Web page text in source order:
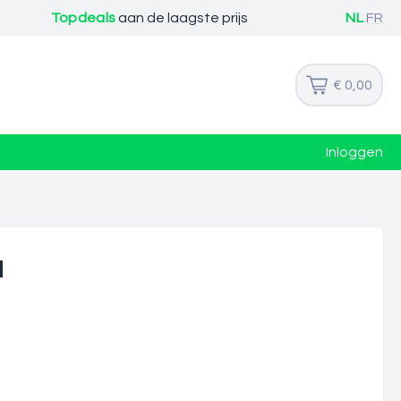
Topdealsaan de laagste prijs NL FR
€ 0,00
Inloggen